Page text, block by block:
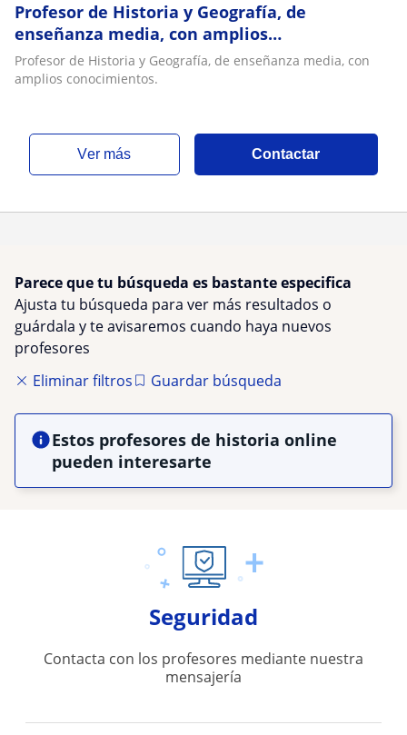
Profesor de Historia y Geografía, de
enseñanza media, con amplios
conocimientos
Profesor de Historia y Geografía, de enseñanza media, con
amplios conocimientos.
ver más Contactar
Parece que tu búsqueda es bastante especifica
Ajusta tu búsqueda para ver más resultados o
guárdala y te avisaremos cuando haya nuevos
profesores
Eliminar filtros
Guardar búsqueda
Estos profesores de historia online
pueden interesarte
Seguridad
Contacta con los profesores mediante nuestra
mensajería